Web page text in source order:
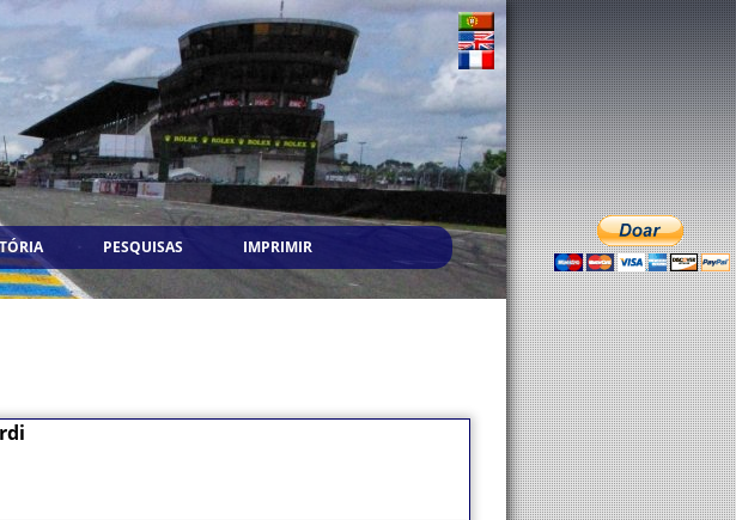
PESQUISAS IMPRIMIR